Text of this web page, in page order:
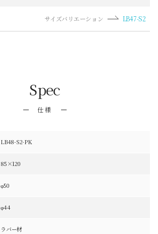
サイズバリエーション LB47-S2
Spec
仕様
LB48-S2-PK
85×120
φ50
φ44
ラバー材